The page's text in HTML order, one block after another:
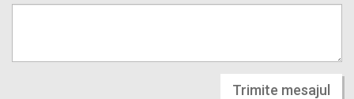
Trimite mesajul